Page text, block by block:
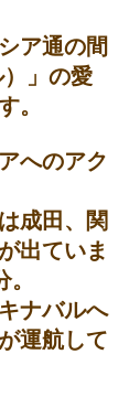
ア通の間
」の愛
。
へのアク
成田、関
出ていま
ナバルへ
運航して